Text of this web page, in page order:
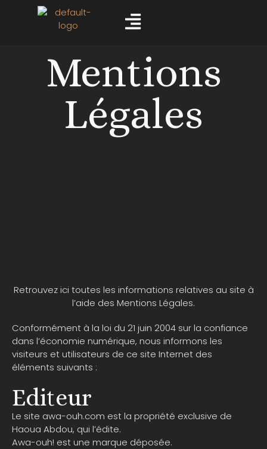
Mentions
Légales
Retrouvez ici toutes les informations relatives au site à
l’aide des Mentions Légales.
Conformément à la loi du 21 juin 2004 sur la confiance
dans l’économie numérique, nous informons les
visiteurs et utilisateurs de ce site Internet des
éléments suivants :
Editeur
Le site awa-ouh.com est la propriété exclusive de
Haoua Abdou, qui l’édite.
Awa-ouh! est une marque déposée.